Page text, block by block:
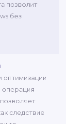
позволит
без
оптимизации
операция
следствие